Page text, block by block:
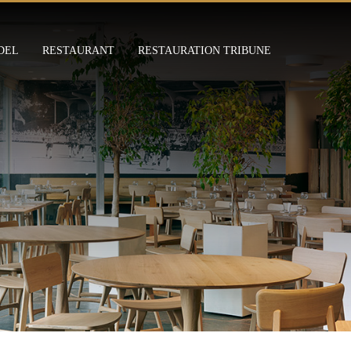
RESTAURANT RESTAURATION TRIBUNE